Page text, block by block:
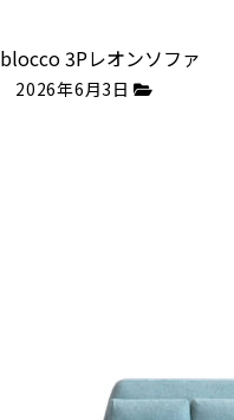
blocco 3Pレオンソファ
2026年6月3日